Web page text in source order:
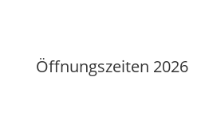
Öffnungszeiten 2026